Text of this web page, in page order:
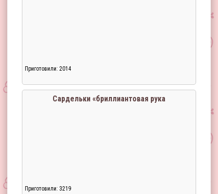
Приготовили: 2014
Сардельки «бриллиантовая рука
Приготовили: 3219